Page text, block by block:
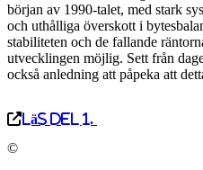
början av 1990-talet, med stark
och uthålliga överskott i
stabiliteten och de fallande
utvecklingen möjlig. Sett från
också anledning att påpeka att
Läs del 1.
©